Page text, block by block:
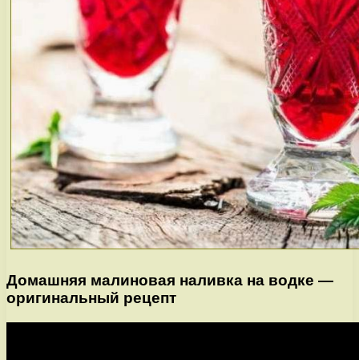
Домашняя малиновая наливка на водке —
оригинальный рецепт